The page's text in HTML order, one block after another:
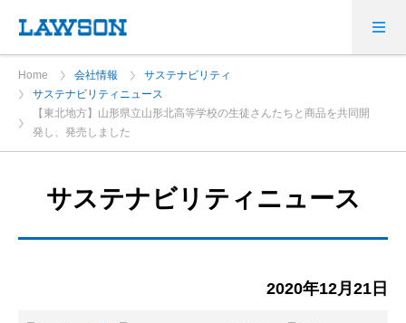
Home 会社情報
サステナビリティ
サステナビリティニュース
【東北地方】山形県立山形北高等学校の生徒さんたちと商品を共同開
発し、発売しました
サステナビリティニュース
2020年12月21日